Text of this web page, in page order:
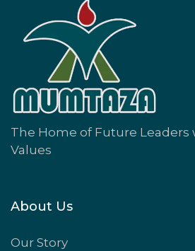
The Home of Future Leaders
Values
About Us
Our Story